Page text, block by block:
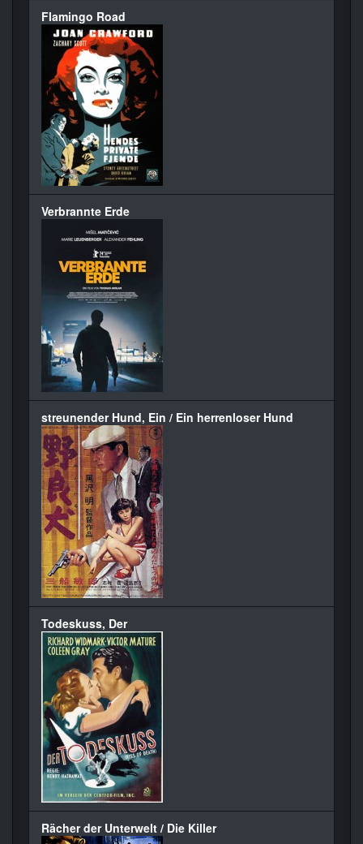
Flamingo Road
Verbrannte Erde
streunender Hund, Ein / Ein herrenloser Hund
Todeskuss, Der
Rächer der Unterwelt / Die Killer